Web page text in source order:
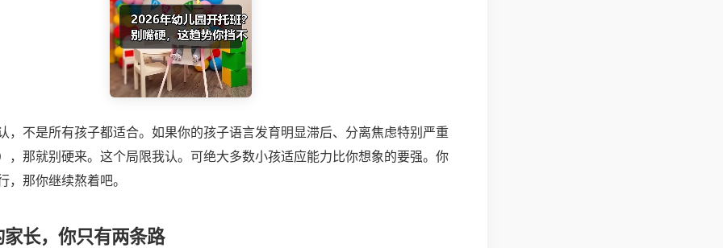
，不是所有孩子都适合。如果你的孩子语言发育明显滞后、分离焦虑特别严重
，那就别硬来。这个局限我认。可绝大多数小孩适应能力比你想象的要强。你
，那你继续熬着吧。
长，你只有两条路